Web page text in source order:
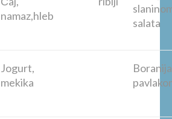
namaz,hleb
salata
Jogurt,
mekika